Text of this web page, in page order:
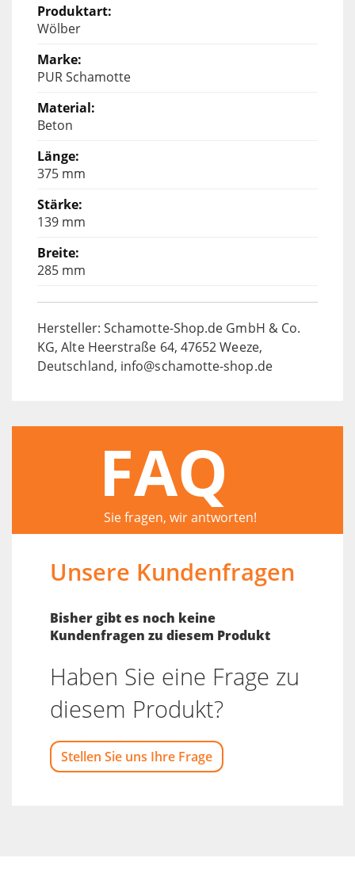
Wölber
PUR Schamotte
Beton
375 mm
139 mm
285 mm
Hersteller: Schamotte-Shop.de GmbH & Co.
KG, Alte Heerstraße 64, 47652 Weeze,
Deutschland, info@schamotte-shop.de
FAQ
Sie fragen, wir antworten!
Unsere Kundenfragen
Bisher gibt es noch keine
Kundenfragen zu diesem Produkt
Haben Sie eine Frage zu
diesem Produkt?
Stellen Sie uns Ihre Frage